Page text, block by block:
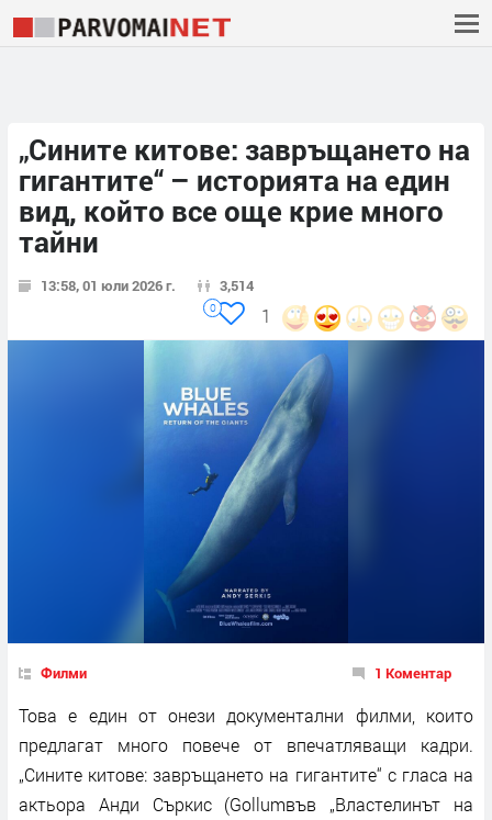
„Сините китове: завръщането на
гигантите“ – историята на един
вид, който все още крие много
тайни
13:58, 01 юли 2026 г. 3,514
1
0
Филми 1 Коментар
Това е един от онези документални филми, които
предлагат много повече от впечатляващи кадри.
„Сините китове: завръщането на гигантите“ с гласа на
актьора Анди Съркис (Gollumвъв „Властелинът на